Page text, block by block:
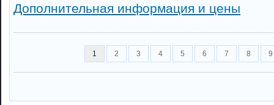
Дополнительная информация и цены
1 2 3 4 5 6 7 8 9